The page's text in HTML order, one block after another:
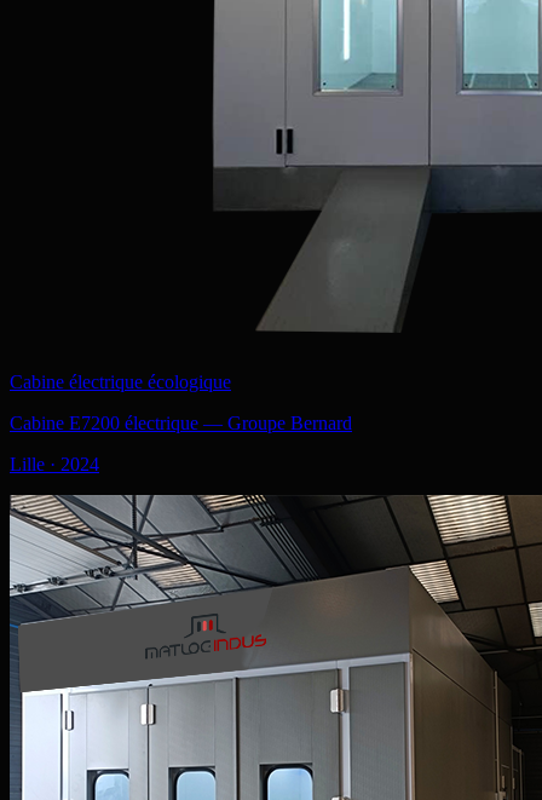
Cabine électrique écologique
Cabine E7200 électrique — Groupe Bernard
Lille · 2024